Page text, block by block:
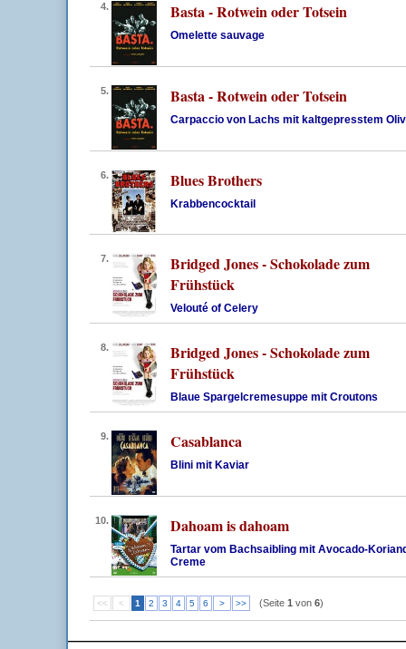
4. Basta - Rotwein oder Totsein
Omelette sauvage
5. Basta - Rotwein oder Totsein
Carpaccio von Lachs mit kaltgepresstem
6. Blues Brothers
Krabbencocktail
7.
Bridged Jones - Schokolade zum
Frühstück
Velouté of Celery
8.
Bridged Jones - Schokolade zum
Frühstück
Blaue Spargelcremesuppe mit Croutons
9. Casablanca
Blini mit Kaviar
10. Dahoam is dahoam
Tartar vom Bachsaibling mit Avocado-
Creme
<< < 1 2 3 4 5 6 > >> (Seite 1 von 6)